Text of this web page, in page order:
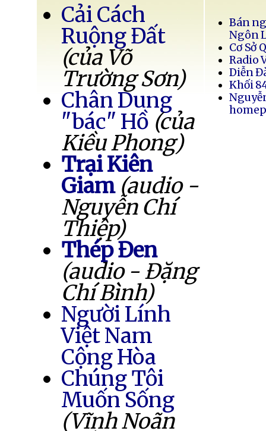
Cải Cách
Ruộng Đất
(của Võ
Trường Sơn)
Chân Dung
"bác" Hồ (của
Kiều Phong)
Trại Kiên
Giam (audio -
Nguyễn Chí
Thiệp)
Thép Đen
(audio - Đặng
Chí Bình)
Người Lính
Việt Nam
Cộng Hòa
Chúng Tôi
Muốn Sống
(Vĩnh Noãn
Bán
Ngôn
Cơ Sở
Radio
Diễn
Khối